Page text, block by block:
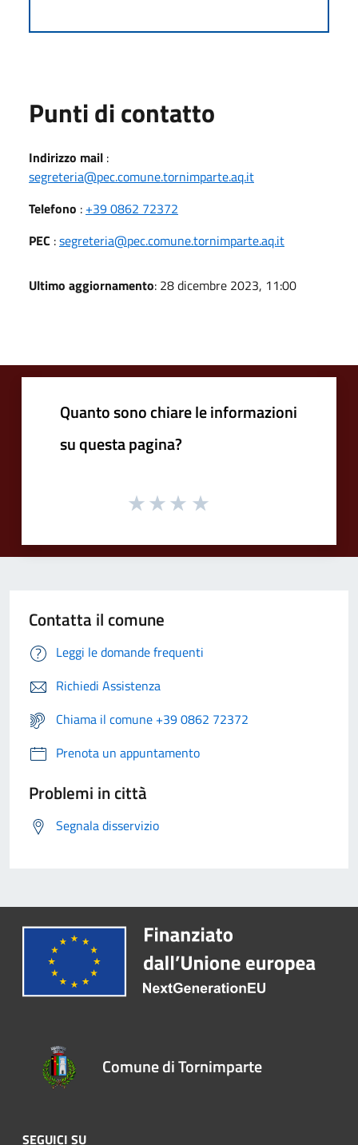
Punti di contatto
Indirizzo mail :
segreteria@pec.comune.tornimparte.aq.it
Telefono : +39 0862 72372
PEC :segreteria@pec.comune.tornimparte.aq.it
Ultimo aggiornamento: 28 dicembre 2023, 11:00
Quanto sono chiare le informazioni
su questa pagina?
Contatta il comune
Leggi le domande frequenti
Richiedi Assistenza
Chiama il comune +39 0862 72372
Prenota un appuntamento
Problemi in città
Segnala disservizio
Comune di Tornimparte
SEGUICI SU